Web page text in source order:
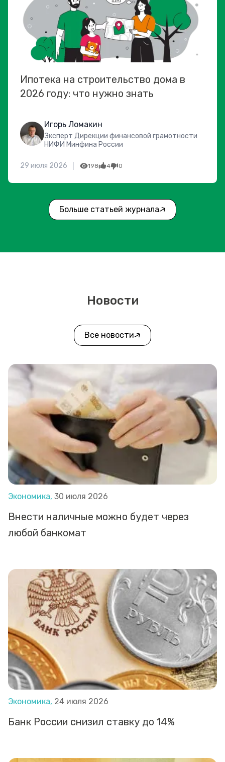
Ипотека на строительство дома в
2026 году: что нужно знать
Игорь Ломакин
Эксперт Дирекции финансовой грамотности
НИФИ Минфина России
29 июля 2026 198 4 0
Больше статьей журнала
Новости
Все новости
Экономика, 30 июля 2026
Внести наличные можно будет через
любой банкомат
Экономика, 24 июля 2026
Банк России снизил ставку до 14%